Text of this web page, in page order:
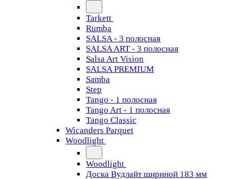
Tarkett
Rumba
SALSA - 3 полосная
SALSA ART - 3 полосная
Salsa Art Vision
SALSA PREMIUM
Samba
Step
Tango - 1 полосная
Tango Art - 1 полосная
Tango Classiс
Wicanders Parquet
Woodlight
Woodlight
Доска Вудлайт шириной 183 мм